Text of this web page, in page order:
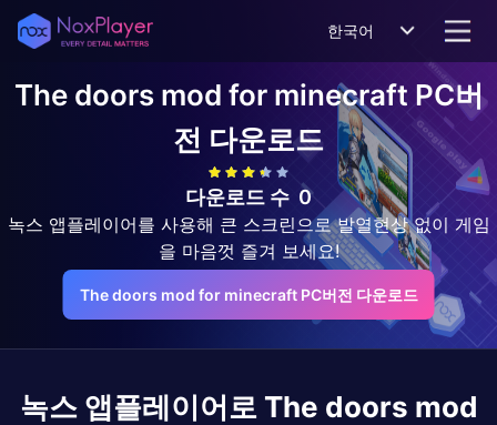
한국어
The doors mod for minecraft PC버
전 다운로드
다운로드 수 0
녹스 앱플레이어를 사용해 큰 스크린으로 발열현상 없이 게임
을 마음껏 즐겨 보세요!
The doors mod for minecraft PC버전 다운로드
녹스 앱플레이어로 The doors mod